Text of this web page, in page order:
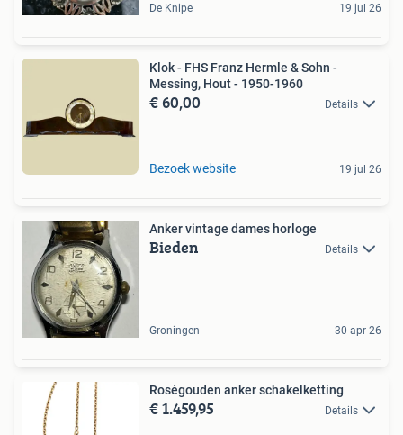
De Knipe 19 jul 26
Klok - FHS Franz Hermle & Sohn -
Messing, Hout - 1950-1960
€ 60,00 Details
Bezoek website 19 jul 26
Anker vintage dames horloge
Bieden Details
Groningen 30 apr 26
Roségouden anker schakelketting
€ 1.459,95 Details